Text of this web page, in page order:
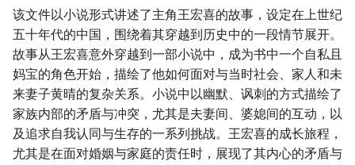
该文件以小说形式讲述了主角王宏喜的故事，设定在上世纪
五十年代的中国，围绕着其穿越到历史中的一段情节展开。
故事从王宏喜意外穿越到一部小说中，成为书中一个自私且
妈宝的角色开始，描绘了他如何面对与当时社会、家人和未
来妻子黄晴的复杂关系。小说中以幽默、讽刺的方式描绘了
家族内部的矛盾与冲突，尤其是夫妻间、婆媳间的互动，以
及追求自我认同与生存的一系列挑战。王宏喜的成长旅程，
尤其是在面对婚姻与家庭的责任时，展现了其内心的矛盾与